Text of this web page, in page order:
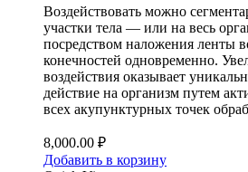
Воздействовать можно
участки тела — или на весь
посредством наложения ленты
конечностей одновременно.
воздействия оказывает
действие на организм путем
всех акупунктурных точек
8,000.00 ₽
Добавить в корзину